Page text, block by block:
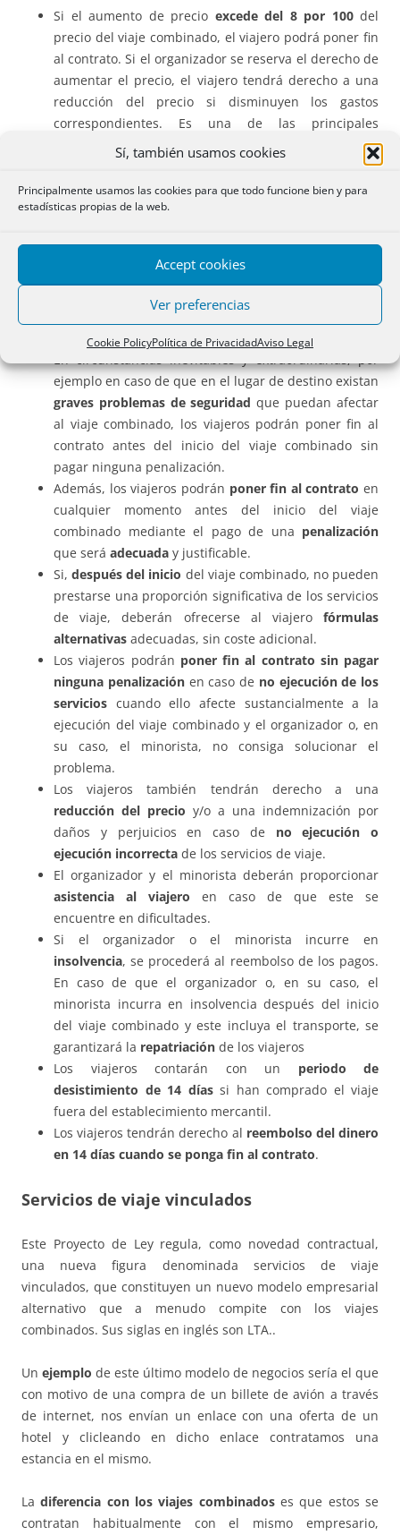
Sí, también usamos cookies
Principalmente usamos las cookies para que todo funcione bien y para
estadísticas propias de la web.
Accept cookies
Ver preferencias
Cookie PolicyPolítica de PrivacidadAviso Legal
Si el aumento de precio excede del 8 por 100del
precio del viaje combinado, el viajero podrá poner fin
al contrato. Si el organizador se reserva el derecho de
aumentar el precio, el viajero tendrá derecho a una
reducción del precio si disminuyen los gastos
correspondientes. Es una de las principales
novedades.
podrán poner fin al contrato sin pagar
ninguna penalización y obtener el reembolso
completo de todos los pagos realizados
responsable del viaje combinado
cancela antes de su inicio
derecho al reembolso de los pagos realizados y,
cuando proceda, a una compensación.
En circunstancias inevitables y extraordinarias, por
ejemplo en caso de que en el lugar de destino existan
graves problemas de seguridad que puedan afectar
al viaje combinado, los viajeros podrán poner fin al
contrato antes del inicio del viaje combinado sin
pagar ninguna penalización.
Además, los viajeros podrán poner fin al contrato en
cualquier momento antes del inicio del viaje
combinado mediante el pago de una penalización
que será adecuada y justificable.
Si,después del inicio del viaje combinado, no pueden
prestarse una proporción significativa de los servicios
de viaje, deberán ofrecerse al viajero fórmulas
alternativas adecuadas, sin coste adicional.
Los viajeros podrán poner fin al contrato sin pagar
ninguna penalizaciónen caso de no ejecución de los
servicios cuando ello afecte sustancialmente a la
ejecución del viaje combinado y el organizador o, en
su caso, el minorista, no consiga solucionar el
problema.
Los viajeros también tendrán derecho a una
reducción del precio y/o a una indemnización por
daños y perjuicios en caso de no ejecución o
ejecución incorrecta de los servicios de viaje.
El organizador y el minorista deberán proporcionar
asistencia al viajero en caso de que este se
encuentre en dificultades.
Si el organizador o el minorista incurre en
insolvencia, se procederá al reembolso de los pagos.
En caso de que el organizador o, en su caso, el
minorista incurra en insolvencia después del inicio
del viaje combinado y este incluya el transporte, se
garantizará la repatriación de los viajeros
Los viajeros contarán con un periodo de
desistimiento de 14 díassi han comprado el viaje
fuera del establecimiento mercantil.
Los viajeros tendrán derecho al reembolso del dinero
en 14 días cuando se ponga fin al contrato.
Servicios de viaje vinculados
Este Proyecto de Ley regula, como novedad contractual,
una nueva figura denominada servicios de viaje
vinculados, que constituyen un nuevo modelo empresarial
alternativo que a menudo compite con los viajes
combinados. Sus siglas en inglés son LTA..
Un ejemplo de este último modelo de negocios sería el que
con motivo de una compra de un billete de avión a través
de internet, nos envían un enlace con una oferta de un
hotel y clicleando en dicho enlace contratamos una
estancia en el mismo.
Ladiferencia con los viajes combinadoses que estos se
contratan habitualmente con el mismo empresario,